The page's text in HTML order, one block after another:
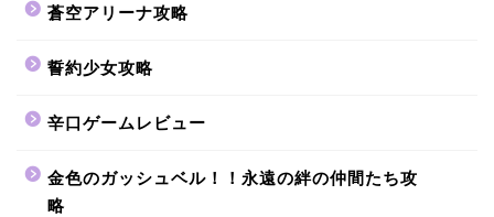
蒼空アリーナ攻略
誓約少女攻略
辛口ゲームレビュー
金色のガッシュベル！！永遠の絆の仲間たち攻
略